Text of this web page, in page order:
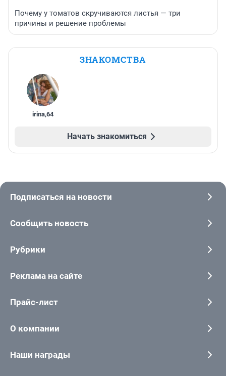
Почему у томатов скручиваются листья — три
причины и решение проблемы
ЗНАКОМСТВА
irina,64
Начать знакомиться
Подписаться на новости
Сообщить новость
Рубрики
Реклама на сайте
Прайс-лист
О компании
Наши награды